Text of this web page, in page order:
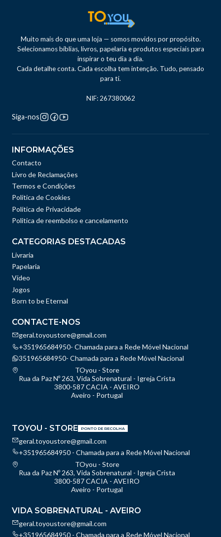
Muito mais do que uma loja — somos movidos por propósito.
Selecionamos bíblias, livros, papelaria e produtos especiais para
inspirar o teu dia a dia.
Cada detalhe conta. Cada escolha tem intenção. Tudo, pensado
para ti.
NIF: 267380062
Siga-nos
INFORMAÇÕES
Contacto
Livro de Reclamações
Termos e Condições
Política de Cookies
Política de Privacidade
Politica de reembolso e cancelamento
CATEGORIAS DESTACADAS
Livraria
Papelaria
Vídeo
Jogos
Born to be Eternal
CONTACTE-NOS
geral.toyoustore@gmail.com
+351965684950- Chamada para a Rede Móvel Nacional
351965684950- Chamada para a Rede Móvel Nacional
TOyou - Store
Rua da Paz Nº 263, Vida Sobrenatural - Igreja Crista
3800-587 CACIA - AVEIRO
Aveiro - Portugal
TOYOU - STORE PONTO DE RECOLHA
geral.toyoustore@gmail.com
+351965684950 - Chamada para a Rede Móvel Nacional
TOyou - Store
Rua da Paz Nº 263, Vida Sobrenatural - Igreja Crista
3800-587 CACIA - AVEIRO
Aveiro - Portugal
VIDA SOBRENATURAL - AVEIRO
geral.toyoustore@gmail.com
+351965684950 - Chamada para a Rede Móvel Nacional